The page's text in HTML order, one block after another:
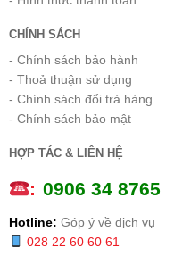
CHÍNH SÁCH
- Chính sách bảo hành
- Thoả thuận sử dụng
- Chính sách đổi trả hàng
- Chính sách bảo mật
HỢP TÁC & LIÊN HỆ
: 0906 34 8765
Hotline: Góp ý về dịch vụ
028 22 60 60 61